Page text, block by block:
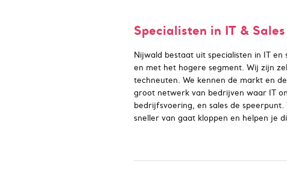
Specialisten in IT & Sales
Nijwald bestaat uit specialisten in IT
en met het hogere segment. Wij zijn
techneuten. We kennen de markt en
groot netwerk van bedrijven waar IT
bedrijfsvoering, en sales de
sneller van gaat kloppen en helpen je